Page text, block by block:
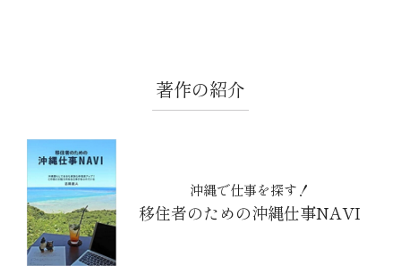
著作の紹介
沖縄で仕事を探す！
移住者のための沖縄仕事NAVI